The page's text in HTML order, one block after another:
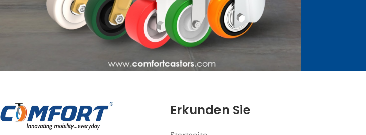
Erkunden Sie